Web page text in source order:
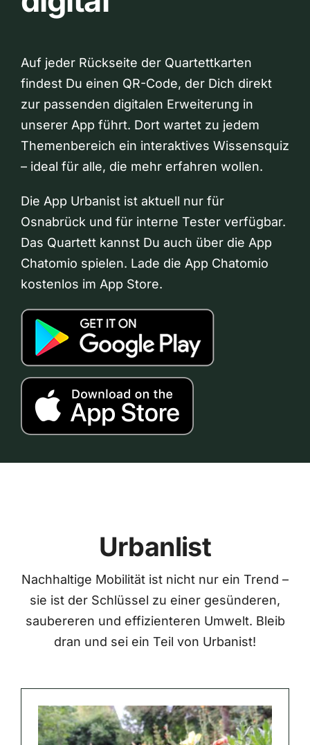
Auf jeder Rückseite der Quartettkarten
findest Du einen QR-Code, der Dich direkt
zur passenden digitalen Erweiterung in
unserer App führt. Dort wartet zu jedem
Themenbereich ein interaktives Wissensquiz
– ideal für alle, die mehr erfahren wollen.
Die App Urbanist ist aktuell nur für
Osnabrück und für interne Tester verfügbar.
Das Quartett kannst Du auch über die App
Chatomio spielen. Lade die App Chatomio
kostenlos im App Store.
Urbanlist
Nachhaltige Mobilität ist nicht nur ein Trend –
sie ist der Schlüssel zu einer gesünderen,
saubereren und effizienteren Umwelt. Bleib
dran und sei ein Teil von Urbanist!